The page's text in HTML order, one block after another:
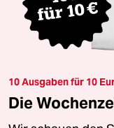
10 Ausgaben für 10
Die